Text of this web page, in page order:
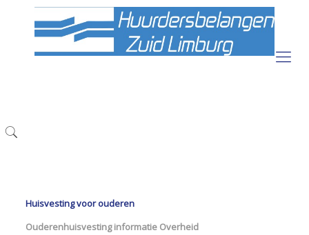
Huisvesting voor ouderen
Ouderenhuisvesting informatie Overheid